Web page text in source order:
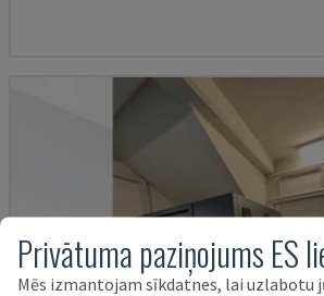
Privātuma paziņojums ES
Mēs izmantojam sīkdatnes, lai uzlabotu